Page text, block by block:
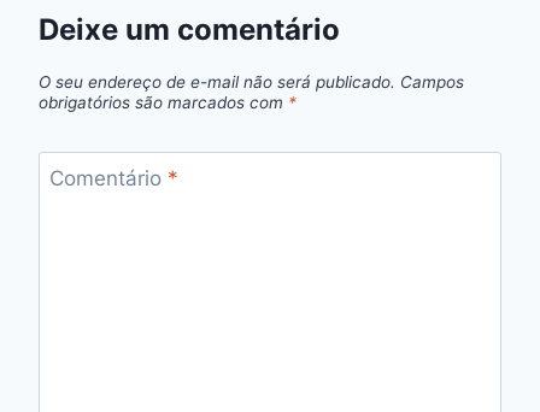
Deixe um comentário
O seu endereço de e-mail não será publicado. Campos
obrigatórios são marcados com *
Comentário *